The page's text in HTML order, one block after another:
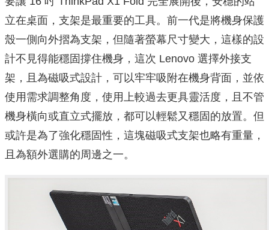
立在桌面，支架是最重要的工具。前一代是將機身保護
殼一側向外摺為支架，但隨著螢幕尺寸變大，這樣的設
計不見得能穩固撐住機身，這次 Lenovo 選擇外接支
架，且為磁吸式設計，可以牢牢吸附在機身背面，並依
使用需求調整角度，使用上較過去更具靈活度，且不管
機身橫向或直立式擺放，都可以輕鬆又穩固的放置。但
或許是為了強化穩固性，這塊磁吸式支架也略有重量，
且為額外選購的周邊之一。